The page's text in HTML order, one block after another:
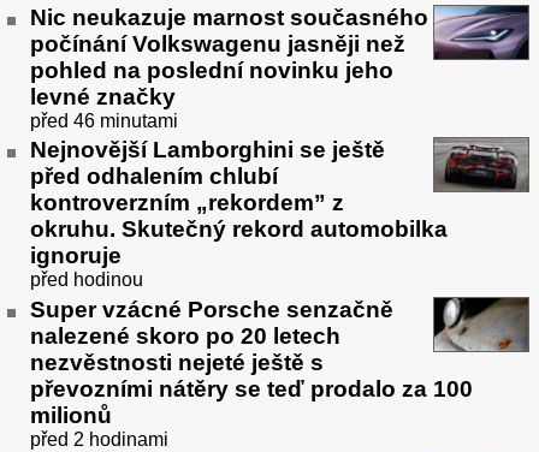
Nic neukazuje marnost současného
počínání Volkswagenu jasněji než
pohled na poslední novinku jeho
levné značky
před 46 minutami
Nejnovější Lamborghini se ještě
před odhalením chlubí
kontroverzním „rekordem” z
okruhu. Skutečný rekord automobilka
ignoruje
před hodinou
Super vzácné Porsche senzačně
nalezené skoro po 20 letech
nezvěstnosti nejeté ještě s
převozními nátěry se teď prodalo za 100
milionů
před 2 hodinami